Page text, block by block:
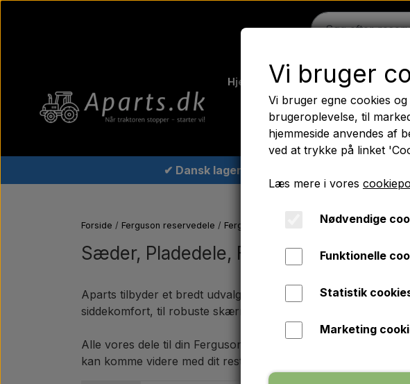
Hjem Ferguson Massey
Traktordæk Olie Kemi
PTO Aksler
✔ Dansk lager
Forside Ferguson reservedele Ferguson TE20 reservedele Sæder,
Sæder, Pladedele, Fælge
Aparts tilbyder et bredt udvalg af sæder, pladedele og fælge,
siddekomfort, til robuste skærme, værktøjskasser og
Alle vores dele til din Ferguson TE20 sendes direkte fra
kan komme videre med dit restaureringsprojekt på din
Vi bruger
Vi bruger egne cookies
brugeroplevelse, til
hjemmeside anvendes af
ved at trykke på linket
Læs mere i vores
Nødvendige
Funktionelle
Statistik
Marketing